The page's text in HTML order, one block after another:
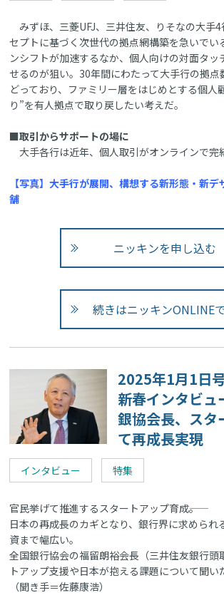
みずほ、三菱UFJ、三井住友、りそなの大手
セプトに基づく次世代の拠点網構築を急いでい
ンシフトが加速するなか、個人向けの対面タッ
せるのが狙い。30年間にわたって大手行の拠点
どっており、ファミリー層をはじめとする個人
り”を有人拠点で取り戻したい考えだ。
■取引からサポートの場に
大手各行は近年、個人取引がオンラインで
【写真】大手行が展開、構想する新形態・新
舗
ニッキンを申し込む
続きはニッキンONLINE
2025年1月1
新春インタビュ
銀協会長、スタ
て再成長実現
インタビュー 特集
官民挙げて推進するスタートアップ育成――。
日本の再成長のカギとなり、銀行界に求められ
資まで幅広い。
全国銀行協会の福留朗裕会長（三井住友銀行頭
トアップ支援や日本が抱える課題について聞い
（聞き手＝佐藤康浩）